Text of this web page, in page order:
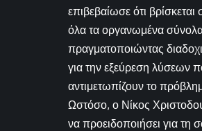
επιβεβαίωσε ότι
όλα τα οργανωμένα
πραγματοποιώντας
για την εξεύρεση λύσεων
αντιμετωπίζουν το
Ωστόσο, ο Νίκος
να προειδοποιήσει για τη